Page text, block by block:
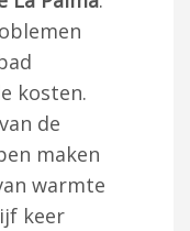
kosten.
de
maken
warmte
keer